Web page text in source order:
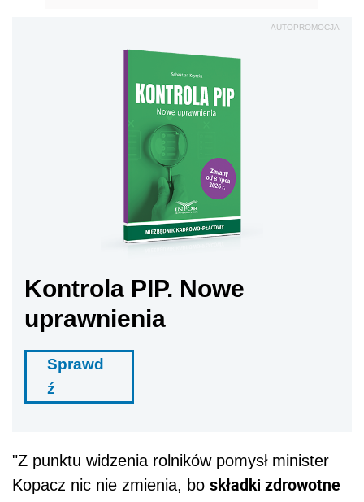
AUTOPROMOCJA
Kontrola PIP. Nowe
uprawnienia
Sprawd
ź
"Z punktu widzenia rolników pomysł minister
Kopacz nic nie zmienia, bo składki zdrowotne